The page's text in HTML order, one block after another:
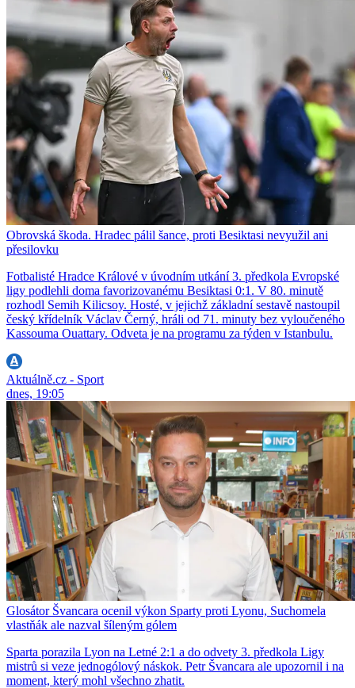
Obrovská škoda. Hradec pálil šance, proti Besiktasi nevyužil ani
přesilovku
Fotbalisté Hradce Králové v úvodním utkání 3. předkola Evropské
ligy podlehli doma favorizovanému Besiktasi 0:1. V 80. minutě
rozhodl Semih Kilicsoy. Hosté, v jejichž základní sestavě nastoupil
český křídelník Václav Černý, hráli od 71. minuty bez vyloučeného
Kassouma Ouattary. Odveta je na programu za týden v Istanbulu.
Aktuálně.cz - Sport
dnes, 19:05
Glosátor Švancara ocenil výkon Sparty proti Lyonu, Suchomela
vlastňák ale nazval šíleným gólem
Sparta porazila Lyon na Letné 2:1 a do odvety 3. předkola Ligy
mistrů si veze jednogólový náskok. Petr Švancara ale upozornil i na
moment, který mohl všechno zhatit.